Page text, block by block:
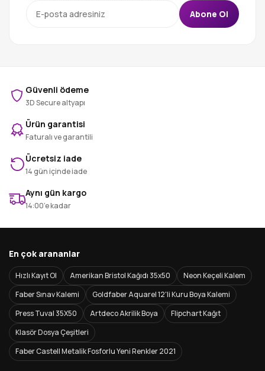
Abone Ol
Güvenli ödeme
3D Secure altyapı
Ürün garantisi
Faturalı ve garantili
Ücretsiz iade
14 gün içinde iade
Aynı gün kargo
14:00’e kadar
En çok arananlar
Hızlı Kayıt Ol Amerikan Bristol Kağıdı 35x50
Neon Keçeli Kalem
Faber Sınav Kalemi
Goldfaber Aquarel 12'li Kuru Boya Kalemi
Press Tuval 35X50
Artdeco Akrilik Boya
Flipchart Kağıt
Klasör Dosya Çeşitleri
Faber Castell Metalik Fosforlu Yeni Renkler 2021